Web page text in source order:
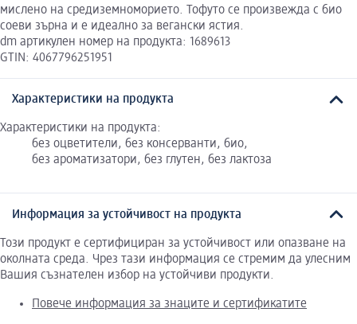
мислено на средиземноморието. Тофуто се произвежда с био
соеви зърна и е идеално за вегански ястия.
dm артикулен номер на продукта: 1689613
GTIN: 4067796251951
Характеристики на продукта
Характеристики на продукта:
без оцветители, без консерванти, био,
без ароматизатори, без глутен, без лактоза
Информация за устойчивост на продукта
Този продукт е сертифициран за устойчивост или опазване на
околната среда. Чрез тази информация се стремим да улесним
Вашия съзнателен избор на устойчиви продукти.
Повече информация за знаците и сертификатите